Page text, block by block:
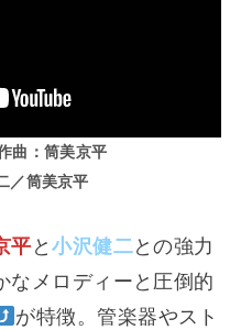
曲：筒美京平
／筒美京平
平 と小沢健二との強力
なメロディーと圧倒的
が特徴。管楽器やスト